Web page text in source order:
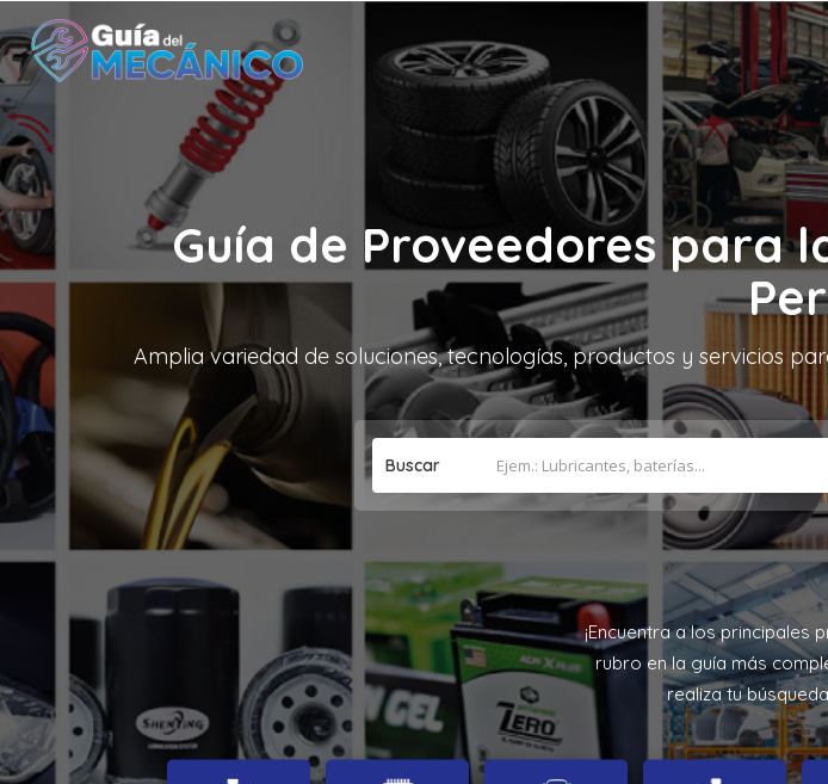
Guía de Proveedores para
Amplia variedad de soluciones, tecnologías, productos y servicios
Buscar
¡Encuentra a los principales
rubro en la guía más
realiza tu